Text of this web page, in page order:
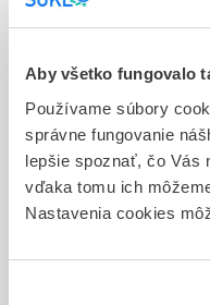
Aby všetko fungovalo
Používame súbory
správne fungovanie
lepšie spoznať, čo Vás
vďaka tomu ich
Nastavenia cookies
Aktuality
Dotazník spokojnosti
Sťažnosti a petície
Poskytovanie informácií
Ochrana osobných údajov